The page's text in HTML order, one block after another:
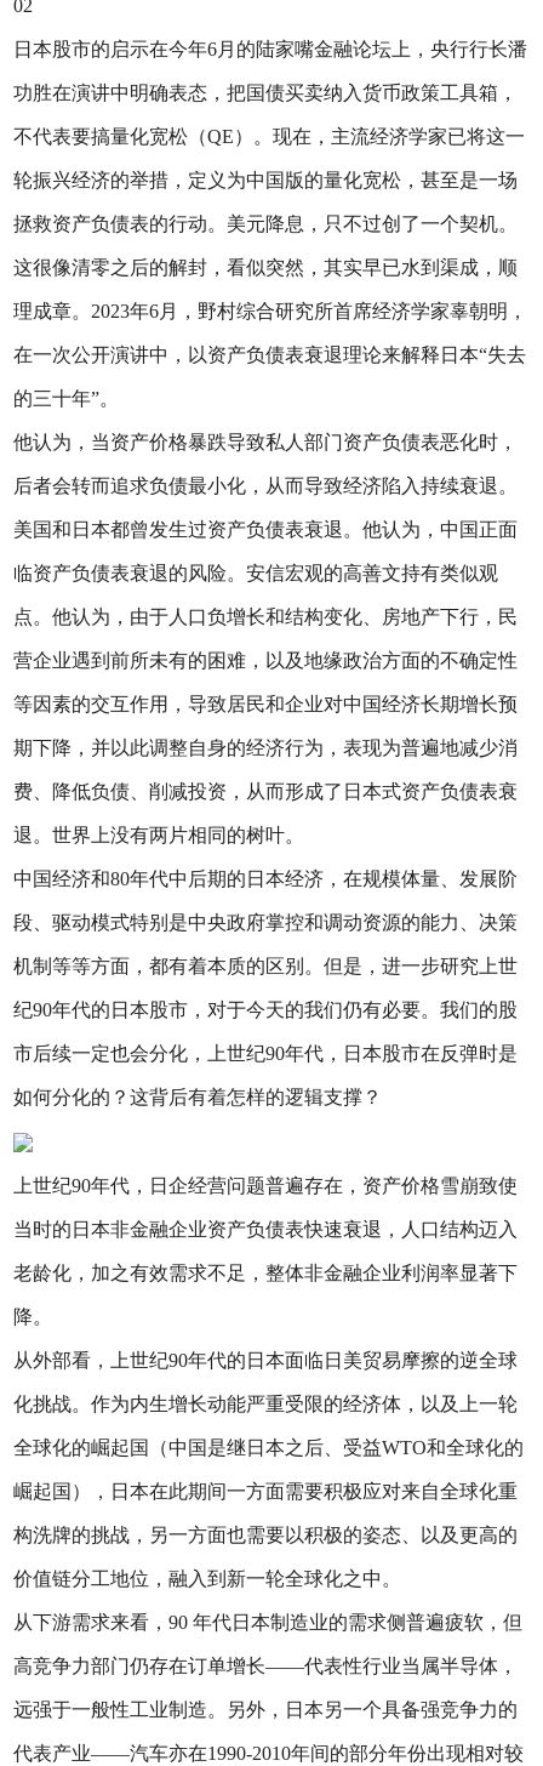
02
日本股市的启示在今年6月的陆家嘴金融论坛上，央行行长潘
功胜在演讲中明确表态，把国债买卖纳入货币政策工具箱，
不代表要搞量化宽松（QE）。现在，主流经济学家已将这一
轮振兴经济的举措，定义为中国版的量化宽松，甚至是一场
拯救资产负债表的行动。美元降息，只不过创了一个契机。
这很像清零之后的解封，看似突然，其实早已水到渠成，顺
理成章。2023年6月，野村综合研究所首席经济学家辜朝明，
在一次公开演讲中，以资产负债表衰退理论来解释日本“失去
的三十年”。
他认为，当资产价格暴跌导致私人部门资产负债表恶化时，
后者会转而追求负债最小化，从而导致经济陷入持续衰退。
美国和日本都曾发生过资产负债表衰退。他认为，中国正面
临资产负债表衰退的风险。安信宏观的高善文持有类似观
点。他认为，由于人口负增长和结构变化、房地产下行，民
营企业遇到前所未有的困难，以及地缘政治方面的不确定性
等因素的交互作用，导致居民和企业对中国经济长期增长预
期下降，并以此调整自身的经济行为，表现为普遍地减少消
费、降低负债、削减投资，从而形成了日本式资产负债表衰
退。世界上没有两片相同的树叶。
中国经济和80年代中后期的日本经济，在规模体量、发展阶
段、驱动模式特别是中央政府掌控和调动资源的能力、决策
机制等等方面，都有着本质的区别。但是，进一步研究上世
纪90年代的日本股市，对于今天的我们仍有必要。我们的股
市后续一定也会分化，上世纪90年代，日本股市在反弹时是
如何分化的？这背后有着怎样的逻辑支撑？
上世纪90年代，日企经营问题普遍存在，资产价格雪崩致使
当时的日本非金融企业资产负债表快速衰退，人口结构迈入
老龄化，加之有效需求不足，整体非金融企业利润率显著下
降。
从外部看，上世纪90年代的日本面临日美贸易摩擦的逆全球
化挑战。作为内生增长动能严重受限的经济体，以及上一轮
全球化的崛起国（中国是继日本之后、受益WTO和全球化的
崛起国），日本在此期间一方面需要积极应对来自全球化重
构洗牌的挑战，另一方面也需要以积极的姿态、以及更高的
价值链分工地位，融入到新一轮全球化之中。
从下游需求来看，90 年代日本制造业的需求侧普遍疲软，但
高竞争力部门仍存在订单增长——代表性行业当属半导体，
远强于一般性工业制造。另外，日本另一个具备强竞争力的
代表产业——汽车亦在1990-2010年间的部分年份出现相对较